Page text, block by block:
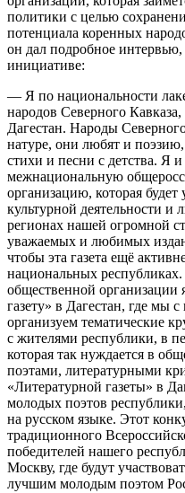
политики с целью
потенциала коренных
он дал подробное интервью,
инициативе:
— Я по национальности
народов Северного
Дагестан. Народы
натуре, они любят и
стихи и песни с детства. Я
межнациональную
организацию, которая будет
культурной деятельности и
регионах нашей огромной
уважаемых и любимых
чтобы эта газета ещё
национальных
общественной организации
газету» в Дагестан, где мы
организуем тематические
с жителями республики, в
которая так нуждается в
поэтами, литературными
«Литературной газеты» в
молодых поэтов
на русском языке. Этот
традиционного
победителей нашего
Москву, где будут
лучшим молодым поэтом